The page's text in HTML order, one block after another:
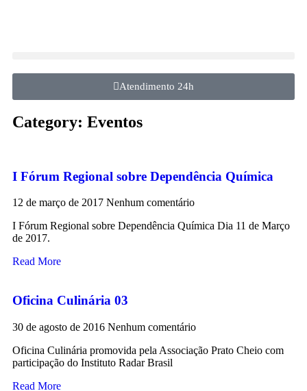
Atendimento 24h
Category: Eventos
I Fórum Regional sobre Dependência Química
12 de março de 2017 Nenhum comentário
I Fórum Regional sobre Dependência Química Dia 11 de Março
de 2017.
Read More
Oficina Culinária 03
30 de agosto de 2016 Nenhum comentário
Oficina Culinária promovida pela Associação Prato Cheio com
participação do Instituto Radar Brasil
Read More